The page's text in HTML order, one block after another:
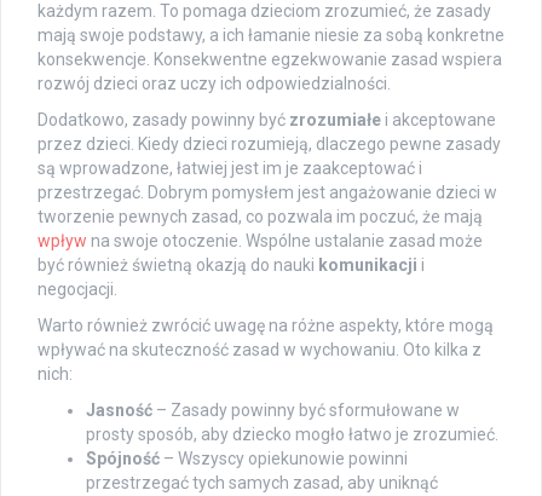
każdym razem. To pomaga dzieciom zrozumieć, że zasady
mają swoje podstawy, a ich łamanie niesie za sobą konkretne
konsekwencje. Konsekwentne egzekwowanie zasad wspiera
rozwój dzieci oraz uczy ich odpowiedzialności.
Dodatkowo, zasady powinny być zrozumiałe i akceptowane
przez dzieci. Kiedy dzieci rozumieją, dlaczego pewne zasady
są wprowadzone, łatwiej jest im je zaakceptować i
przestrzegać. Dobrym pomysłem jest angażowanie dzieci w
tworzenie pewnych zasad, co pozwala im poczuć, że mają
wpływ na swoje otoczenie. Wspólne ustalanie zasad może
być również świetną okazją do nauki komunikacji i
negocjacji.
Warto również zwrócić uwagę na różne aspekty, które mogą
wpływać na skuteczność zasad w wychowaniu. Oto kilka z
nich:
Jasność – Zasady powinny być sformułowane w
prosty sposób, aby dziecko mogło łatwo je zrozumieć.
Spójność – Wszyscy opiekunowie powinni
przestrzegać tych samych zasad, aby uniknąć